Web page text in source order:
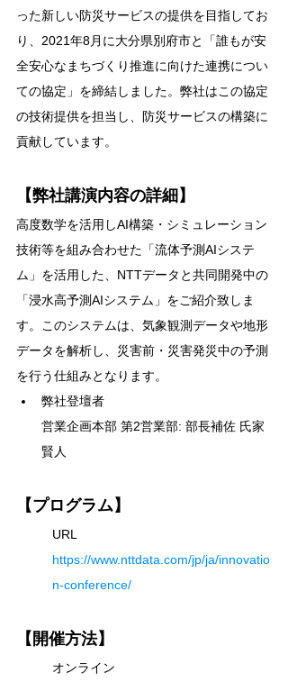
った新しい防災サービスの提供を目指してお
り、2021年8月に大分県別府市と「誰もが安
全安心なまちづくり推進に向けた連携につい
ての協定」を締結しました。弊社はこの協定
の技術提供を担当し、防災サービスの構築に
貢献しています。
【弊社講演内容の詳細】
高度数学を活用しAI構築・シミュレーション
技術等を組み合わせた「流体予測AIシステ
ム」を活用した、NTTデータと共同開発中の
「浸水高予測AIシステム」をご紹介致しま
す。このシステムは、気象観測データや地形
データを解析し、災害前・災害発災中の予測
を行う仕組みとなります。
弊社登壇者
営業企画本部 第2営業部: 部長補佐 氏家
賢人
【プログラム】
URL
https://www.nttdata.com/jp/ja/innovatio
n-conference/
【開催方法】
オンライン